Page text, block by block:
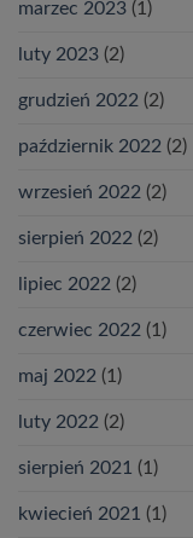
marzec 2023 (1)
luty 2023 (2)
grudzień 2022 (2)
październik 2022 (2)
wrzesień 2022 (2)
sierpień 2022 (2)
lipiec 2022 (2)
czerwiec 2022 (1)
maj 2022 (1)
luty 2022 (2)
sierpień 2021 (1)
kwiecień 2021 (1)